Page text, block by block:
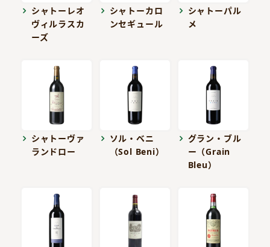
シャトーレオ
ヴィルラスカ
ーズ
シャトーカロ
ンセギュール
シャトーパル
メ
シャトーヴァ
ランドロー
ソル・ベニ
（Sol Beni）
グラン・ブル
ー（Grain
Bleu）